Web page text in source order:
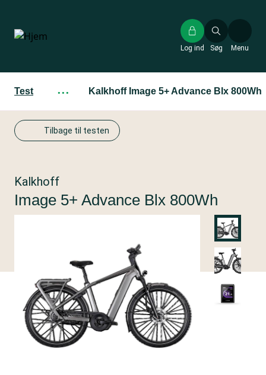
hovedindhold
Søg
Log ind Menu
Test ··· Kalkhoff Image 5+ Advance Blx 800Wh
Tilbage til testen
Kalkhoff
Image 5+ Advance Blx 800Wh